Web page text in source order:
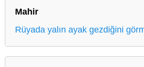
Mahir
Rüyada yalın ayak gezdiğini